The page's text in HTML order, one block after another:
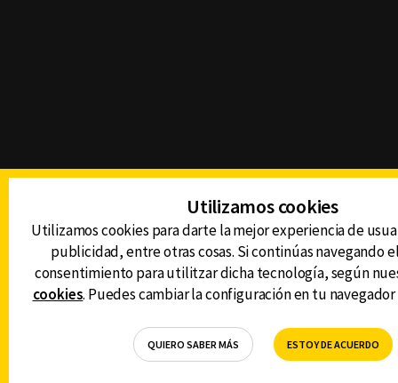
Utilizamos cookies
Utilizamos cookies para darte la mejor experiencia de
publicidad, entre otras cosas. Si continúas navegando
consentimiento para utilitzar dicha tecnología, según
cookies. Puedes cambiar la configuración en tu
QUIERO SABER MÁS ESTOY DE ACUERDO